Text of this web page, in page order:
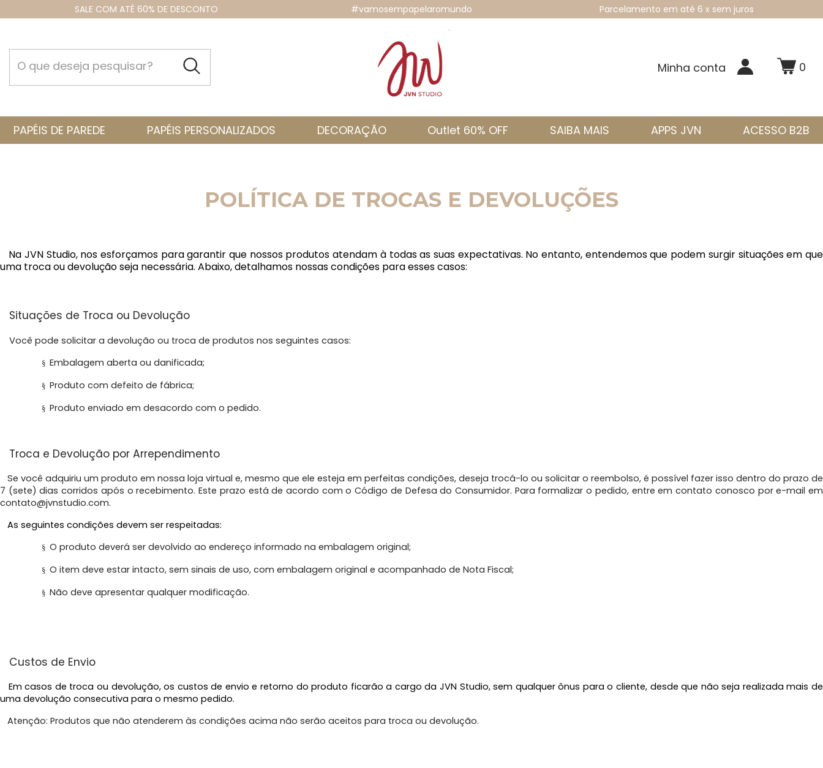
SALE COM ATÉ 60% DE DESCONTO #vamosempapelaromundo Parcelamento em até 6 x sem juros
Minha conta 0
PAPÉIS DE PAREDE PAPÉIS PERSONALIZADOS DECORAÇÃO Outlet 60% OFF SAIBA MAIS APPS JVN ACESSO B2B
POLÍTICA DE TROCAS E DEVOLUÇÕES
Na JVN Studio, nos esforçamos para garantir que nossos produtos atendam à todas as suas expectativas. No entanto, entendemos que podem surgir situações em que
uma troca ou devolução seja necessária. Abaixo, detalhamos nossas condições para esses casos:
Situações de Troca ou Devolução
Você pode solicitar a devolução ou troca de produtos nos seguintes casos:
§ Embalagem aberta ou danificada;
§ Produto com defeito de fábrica;
§ Produto enviado em desacordo com o pedido.
Troca e Devolução por Arrependimento
Se você adquiriu um produto em nossa loja virtual e, mesmo que ele esteja em perfeitas condições, deseja trocá-lo ou solicitar o reembolso, é possível fazer isso dentro do prazo de
7 (sete) dias corridos após o recebimento. Este prazo está de acordo com o Código de Defesa do Consumidor. Para formalizar o pedido, entre em contato conosco por e-mail em
contato@jvnstudio.com.
As seguintes condições devem ser respeitadas:
§ O produto deverá ser devolvido ao endereço informado na embalagem original;
§ O item deve estar intacto, sem sinais de uso, com embalagem original e acompanhado de Nota Fiscal;
§ Não deve apresentar qualquer modificação.
Custos de Envio
Em casos de troca ou devolução, os custos de envio e retorno do produto ficarão a cargo da JVN Studio, sem qualquer ônus para o cliente, desde que não seja realizada mais de
uma devolução consecutiva para o mesmo pedido.
Atenção: Produtos que não atenderem às condições acima não serão aceitos para troca ou devolução.